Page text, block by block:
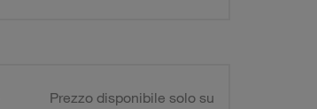
Prezzo disponibile solo su